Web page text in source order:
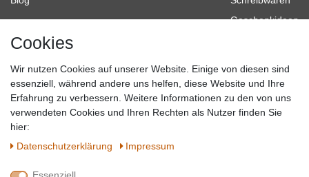
Geschenkideen
Topmarken
SICHER EINKAUFEN WIR AKZEPTIEREN
Cookies
Wir nutzen Cookies auf unserer Website. Einige von diesen sind
essenziell, während andere uns helfen, diese Website und Ihre
Erfahrung zu verbessern. Weitere Informationen zu den von uns
verwendeten Cookies und Ihren Rechten als Nutzer finden Sie
hier:
Daten­schutz­erklärung
Impressum